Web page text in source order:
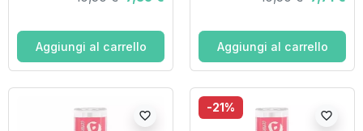
Aggiungi al carrello Aggiungi al carrello
favorite_border
-21%
favorite_border